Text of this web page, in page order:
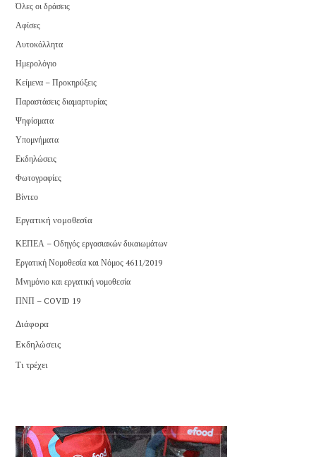
Όλες οι δράσεις
Αφίσες
Αυτοκόλλητα
Ημερολόγιο
Κείμενα – Προκηρύξεις
Παραστάσεις διαμαρτυρίας
Ψηφίσματα
Υπομνήματα
Εκδηλώσεις
Φωτογραφίες
Βίντεο
Εργατική νομοθεσία
ΚΕΠΕΑ – Οδηγός εργασιακών δικαιωμάτων
Εργατική Νομοθεσία και Νόμος 4611/2019
Μνημόνιο και εργατική νομοθεσία
ΠΝΠ – COVID 19
Διάφορα
Εκδηλώσεις
Τι τρέχει